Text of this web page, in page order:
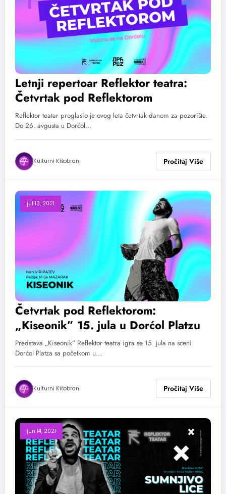
Letnji repertoar Reflektor teatra:
Četvrtak pod Reflektorom
Reflektor teatar proglasio je ovog leta četvrtak danom za pozorište.
Do 26. avgusta u Dorćol…
Kulturni Kišobran
jul 13, 2021
Četvrtak pod Reflektorom:
„Kiseonik” 15. jula u Dorćol Platzu
Predstava „Kiseonik” Reflektor teatra igra se 15. jula na sceni
Dorćol Platza sa početkom u…
Kulturni Kišobran
jun 14, 2021